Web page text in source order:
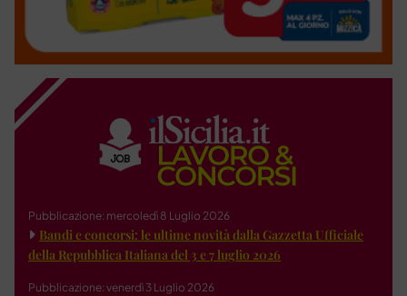
Pubblicazione: mercoledì 8 Luglio 2026
Bandi e concorsi: le ultime novità dalla Gazzetta Ufficiale
della Repubblica Italiana del 3 e 7 luglio 2026
Pubblicazione: venerdì 3 Luglio 2026